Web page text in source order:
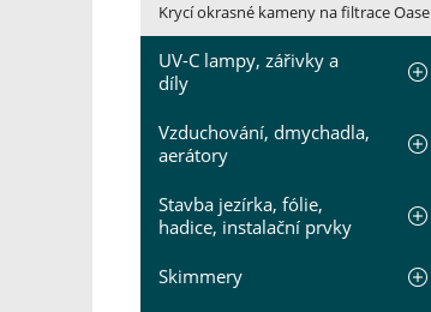
Krycí okrasné kameny na filtrace Oase
UV-C lampy, zářivky a
díly
Vzduchování, dmychadla,
aerátory
Stavba jezírka, fólie,
hadice, instalační prvky
Skimmery